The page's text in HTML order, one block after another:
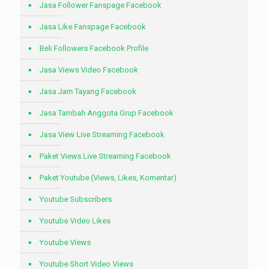
Jasa Follower Fanspage Facebook
Jasa Like Fanspage Facebook
Beli Followers Facebook Profile
Jasa Views Video Facebook
Jasa Jam Tayang Facebook
Jasa Tambah Anggota Grup Facebook
Jasa View Live Streaming Facebook
Paket Views Live Streaming Facebook
Paket Youtube (Views, Likes, Komentar)
Youtube Subscribers
Youtube Video Likes
Youtube Views
Youtube Short Video Views